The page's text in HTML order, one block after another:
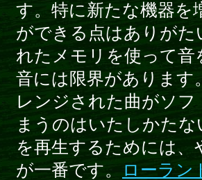
す。特に新たな機器を
ができる点はありがた
れたメモリを使って
音には限界があります
レンジされた曲がソ
まうのはいたしかた
を再生するためには
が一番です。
ローラン